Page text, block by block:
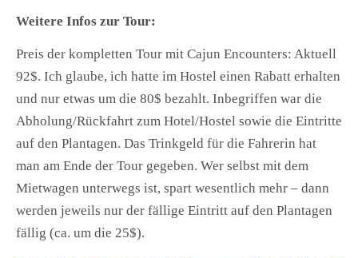
Weitere Infos zur Tour:
Preis der kompletten Tour mit Cajun Encounters: Aktuell
92$. Ich glaube, ich hatte im Hostel einen Rabatt erhalten
und nur etwas um die 80$ bezahlt. Inbegriffen war die
Abholung/Rückfahrt zum Hotel/Hostel sowie die Eintritte
auf den Plantagen. Das Trinkgeld für die Fahrerin hat
man am Ende der Tour gegeben. Wer selbst mit dem
Mietwagen unterwegs ist, spart wesentlich mehr – dann
werden jeweils nur der fällige Eintritt auf den Plantagen
fällig (ca. um die 25$).